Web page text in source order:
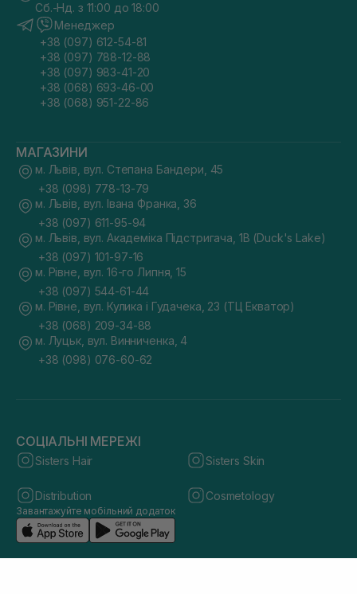
Сб.-Нд. з 11:00 до 18:00
Менеджер
+38 (097) 612-54-81
+38 (097) 788-12-88
+38 (097) 983-41-20
+38 (068) 693-46-00
+38 (068) 951-22-86
МАГАЗИНИ
м. Львів, вул. Степана Бандери, 45
+38 (098) 778-13-79
м. Львів, вул. Івана Франка, 36
+38 (097) 611-95-94
м. Львів, вул. Академіка Підстригача, 1В (Duck's Lake)
+38 (097) 101-97-16
м. Рівне, вул. 16-го Липня, 15
+38 (097) 544-61-44
м. Рівне, вул. Кулика і Гудачека, 23 (ТЦ Екватор)
+38 (068) 209-34-88
м. Луцьк, вул. Винниченка, 4
+38 (098) 076-60-62
СОЦІАЛЬНІ МЕРЕЖІ
Sisters Hair Sisters Skin
Distribution Cosmetology
Завантажуйте мобільний додаток